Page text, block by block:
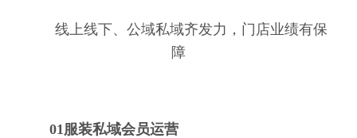
线上线下、公域私域齐发力，门店业绩有保
障
01服装私域会员运营